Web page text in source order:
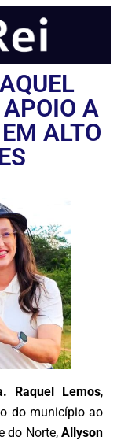
A
ALTO
Raquel Lemos,
do município ao
do Norte, Allyson